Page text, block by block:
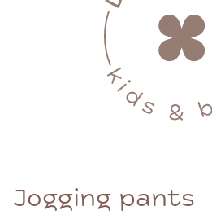
Jogging pants